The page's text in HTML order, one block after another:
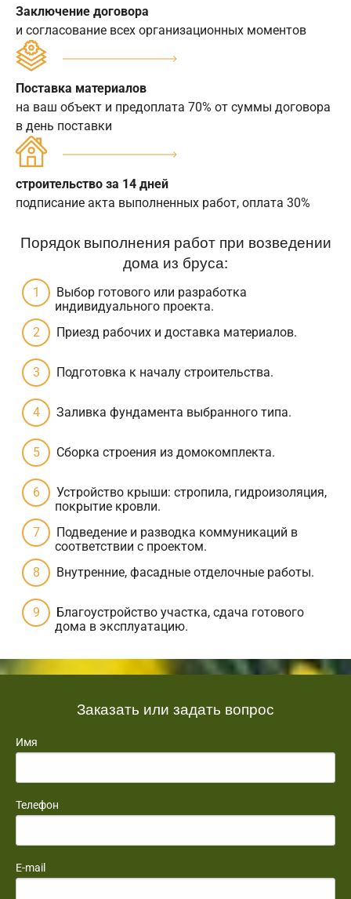
Заключение договора
и согласование всех организационных моментов
Поставка материалов
на ваш объект и предоплата 70% от суммы договора
в день поставки
строительство за 14 дней
подписание акта выполненных работ, оплата 30%
Порядок выполнения работ при возведении
дома из бруса:
Выбор готового или разработка
индивидуального проекта.
Приезд рабочих и доставка материалов.
Подготовка к началу строительства.
Заливка фундамента выбранного типа.
Сборка строения из домокомплекта.
Устройство крыши: стропила, гидроизоляция,
покрытие кровли.
Подведение и разводка коммуникаций в
соответствии с проектом.
Внутренние, фасадные отделочные работы.
Благоустройство участка, сдача готового
дома в эксплуатацию.
Заказать или задать вопрос
Имя
Телефон
E-mail